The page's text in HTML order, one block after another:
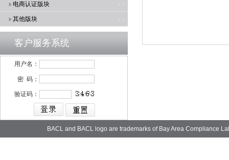
电商认证版块
其他版块
客户服务系统
用户名：
密 码：
验证码：
BACL and BACL logo are trademarks of Bay Area